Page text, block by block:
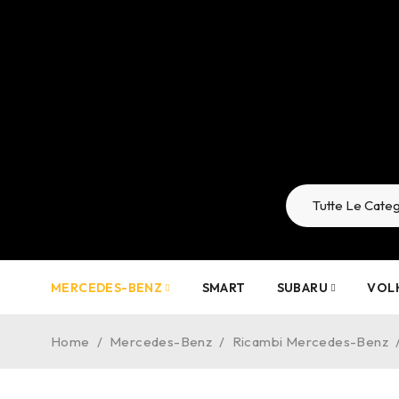
MERCEDES-BENZ SMART SUBARU
Home / Mercedes-Benz / Ricambi Mercedes-Benz